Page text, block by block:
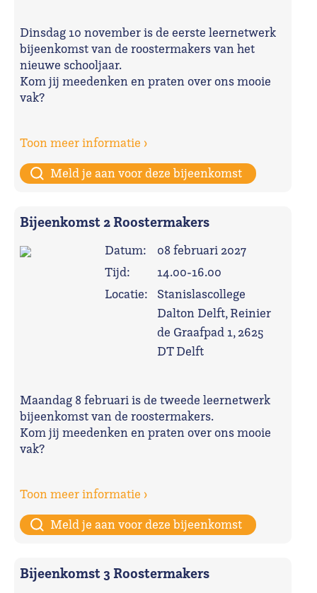
Dinsdag 10 november is de eerste leernetwerk
bijeenkomst van de roostermakers van het
nieuwe schooljaar.
Kom jij meedenken en praten over ons mooie
vak?
Toon meer informatie ›
Meld je aan voor deze bijeenkomst
Bijeenkomst 2 Roostermakers
Datum:
08 februari 2027
Tijd:
14.00-16.00
Locatie:
Stanislascollege
Dalton Delft, Reinier
de Graafpad 1, 2625
DT Delft
Maandag 8 februari is de tweede leernetwerk
bijeenkomst van de roostermakers.
Kom jij meedenken en praten over ons mooie
vak?
Toon meer informatie ›
Meld je aan voor deze bijeenkomst
Bijeenkomst 3 Roostermakers